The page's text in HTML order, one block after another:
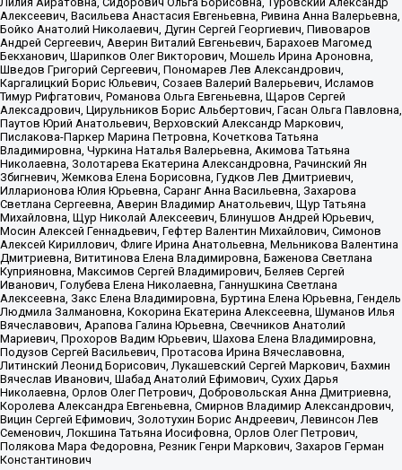
Алексеевич, Васильева Анастасия Евгеньевна, Ривина Анна Валерьевна,
Бойко Анатолий Николаевич, Дугин Сергей Георгиевич, Пивоваров
Андрей Сергеевич, Аверин Виталий Евгеньевич, Барахоев Магомед
Бекханович, Шарипков Олег Викторович, Мошель Ирина Ароновна,
Шведов Григорий Сергеевич, Пономарев Лев Александрович,
Каргалицкий Борис Юльевич, Созаев Валерий Валерьевич, Исламов
Тимур Рифгатович, Романова Ольга Евгеньевна, Щаров Сергей
Алексадрович, Цирульников Борис Альбертович, Гасан Ольга Павловна,
Паутов Юрий Анатольевич, Верховский Александр Маркович,
Пислакова-Паркер Марина Петровна, Кочеткова Татьяна
Владимировна, Чуркина Наталья Валерьевна, Акимова Татьяна
Николаевна, Золотарева Екатерина Александровна, Рачинский Ян
Збигневич, Жемкова Елена Борисовна, Гудков Лев Дмитриевич,
Илларионова Юлия Юрьевна, Саранг Анна Васильевна, Захарова
Светлана Сергеевна, Аверин Владимир Анатольевич, Щур Татьяна
Михайловна, Щур Николай Алексеевич, Блинушов Андрей Юрьевич,
Мосин Алексей Геннадьевич, Гефтер Валентин Михайлович, Симонов
Алексей Кириллович, Флиге Ирина Анатольевна, Мельникова Валентина
Дмитриевна, Вититинова Елена Владимировна, Баженова Светлана
Куприяновна, Максимов Сергей Владимирович, Беляев Сергей
Иванович, Голубева Елена Николаевна, Ганнушкина Светлана
Алексеевна, Закс Елена Владимировна, Буртина Елена Юрьевна, Гендель
Людмила Залмановна, Кокорина Екатерина Алексеевна, Шуманов Илья
Вячеславович, Арапова Галина Юрьевна, Свечников Анатолий
Мариевич, Прохоров Вадим Юрьевич, Шахова Елена Владимировна,
Подузов Сергей Васильевич, Протасова Ирина Вячеславовна,
Литинский Леонид Борисович, Лукашевский Сергей Маркович, Бахмин
Вячеслав Иванович, Шабад Анатолий Ефимович, Сухих Дарья
Николаевна, Орлов Олег Петрович, Добровольская Анна Дмитриевна,
Королева Александра Евгеньевна, Смирнов Владимир Александрович,
Вицин Сергей Ефимович, Золотухин Борис Андреевич, Левинсон Лев
Семенович, Локшина Татьяна Иосифовна, Орлов Олег Петрович,
Полякова Мара Федоровна, Резник Генри Маркович, Захаров Герман
Константинович